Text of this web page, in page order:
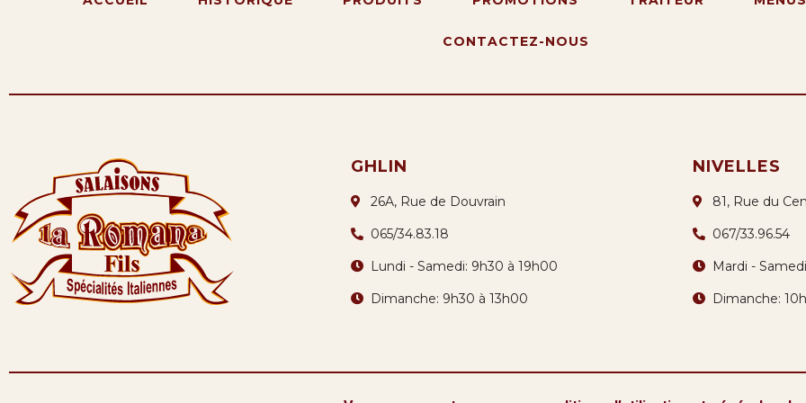
CONTACTEZ-NOUS
GHLIN
26A, Rue de Douvrain
065/34.83.18
Lundi - Samedi: 9h30 à 19h00
Dimanche: 9h30 à 13h00
NIVELLES
81, Rue du
067/33.96.54
Mardi -
Dimanche: